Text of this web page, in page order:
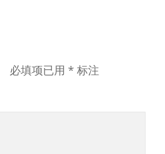
必填项已用 * 标注